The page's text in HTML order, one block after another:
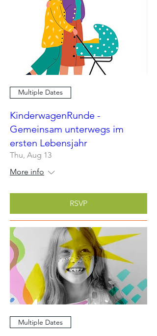
Multiple Dates
KinderwagenRunde -
Gemeinsam unterwegs im
ersten Lebensjahr
Thu, Aug 13
More info
RSVP
Multiple Dates